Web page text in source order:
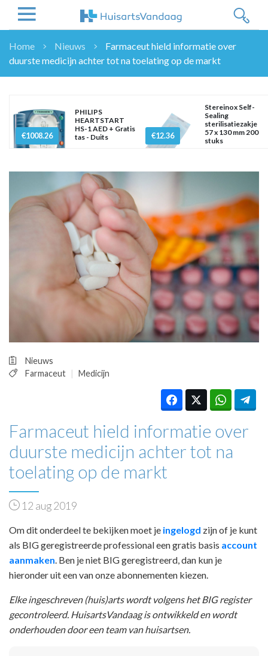
NIEUWS
WETENSCHAP
ZORGVERZEKERAARS
NASCHOLINGEN
DOSSIER
ENQUÊTES
NHG
LHV
OPINIE
HUISARTSENPOST
PRAKTIJKZAKEN
TARIEVEN
VPHUISARTSEN
MEDISCHE VAKHANDEL
REGISTRATIE
Home Nieuws
Farmaceut hield informatie over
duurste medicijn achter tot na toelating op de markt
€1008.26
PHILIPS
HEARTSTART
HS-1 AED + Gratis
tas - Duits
€12.36
Stereinox Self-
Sealing
sterilisatiezakje
57 x 130 mm 200
stuks
Nieuws
Farmaceut
Medicijn
Farmaceut hield informatie over
duurste medicijn achter tot na
toelating op de markt
12 aug 2019
Om dit onderdeel te bekijken moet je ingelogd zijn of je kunt
als BIG geregistreerde professional een gratis basis account
aanmaken . Ben je niet BIG geregistreerd, dan kun je
hieronder uit een van onze abonnementen kiezen.
Elke ingeschreven (huis)arts wordt volgens het BIG register
gecontroleerd. HuisartsVandaag is ontwikkeld en wordt
onderhouden door een team van huisartsen.